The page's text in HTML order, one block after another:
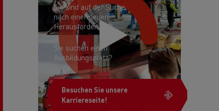
Sie sind auf der Suche
nach einer neuen
Herausforderung?
Sie suchen einen
Ausbildungsplatz?
Besuchen Sie unsere
Karriereseite!